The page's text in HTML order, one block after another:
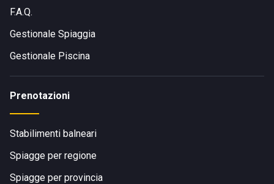
F.A.Q.
Gestionale Spiaggia
Gestionale Piscina
Prenotazioni
Stabilimenti balneari
Spiagge per regione
Spiagge per provincia